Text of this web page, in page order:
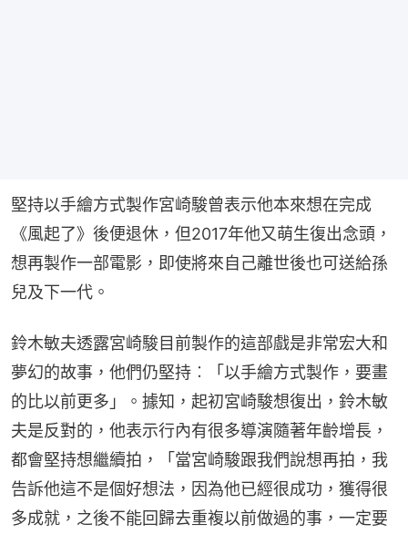
堅持以手繪方式製作宮崎駿曾表示他本來想在完成
《風起了》後便退休，但2017年他又萌生復出念頭，
想再製作一部電影，即使將來自己離世後也可送給孫
兒及下一代。
鈴木敏夫透露宮崎駿目前製作的這部戲是非常宏大和
夢幻的故事，他們仍堅持︰「以手繪方式製作，要畫
的比以前更多」。據知，起初宮崎駿想復出，鈴木敏
夫是反對的，他表示行內有很多導演隨著年齡增長，
都會堅持想繼續拍，「當宮崎駿跟我們說想再拍，我
告訴他這不是個好想法，因為他已經很成功，獲得很
多成就，之後不能回歸去重複以前做過的事，一定要